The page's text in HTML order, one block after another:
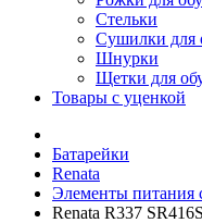
Стельки
Сушилки для
Шнурки
Щетки для
Товары с уценкой
Батарейки
Renata
Элементы питания
Renata R337